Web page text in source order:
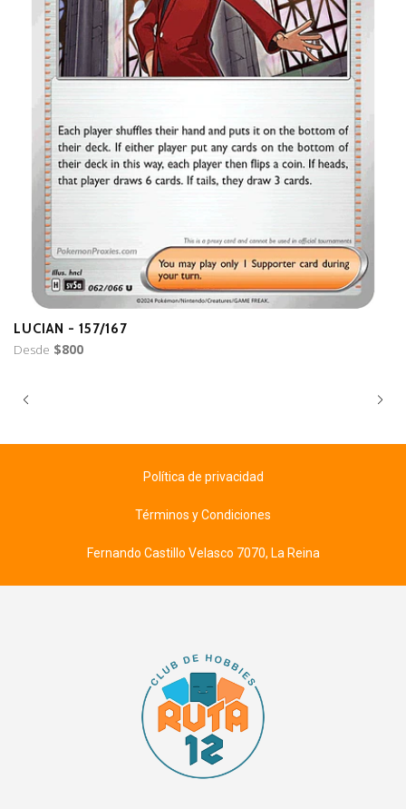
LUCIAN - 157/167
Desde $800
Política de privacidad
Términos y Condiciones
Fernando Castillo Velasco 7070, La Reina